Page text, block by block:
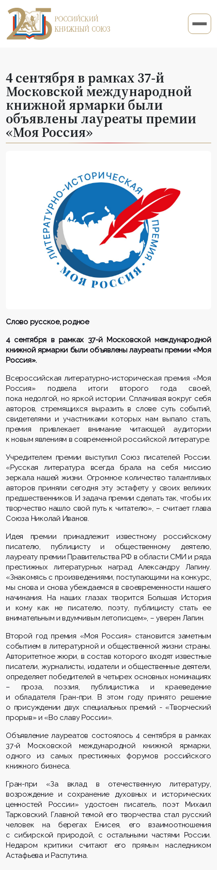
4 сентября в рамках 37-й
Московской международной
книжной ярмарки были
объявлены лауреаты премии
«Моя Россия»
Слово русское, родное
4 сентября в рамках 37-й Московской международной
книжной ярмарки были объявлены лауреаты премии «Моя
Россия».
Всероссийская литературно-историческая премия «Моя
Россия» подвела итоги второго года своей,
пока недолгой, но яркой истории. Сплачивая вокруг себя
авторов, стремящихся выразить в слове суть событий,
свидетелями и участниками которых нам выпало стать,
премия привлекает внимание читающей аудитории
к новым явлениям в современной российской литературе.
Учредителем премии выступил Союз писателей России.
«Русская литература всегда брала на себя миссию
зеркала нашей жизни. Огромное количество талантливых
авторов приняли сегодня эту эстафету у своих великих
предшественников. И задача премии сделать так, чтобы их
творчество нашло свой путь к читателю», – считает глава
Союза Николай Иванов.
Идея премии принадлежит известному российскому
писателю, публицисту и общественному деятелю,
лауреату премии Правительства РФ в области СМИ и ряда
престижных литературных наградАлександру Лапину.
«Знакомясь с произведениями, поступающими на конкурс,
мы снова и снова убеждаемся в своевременности нашего
начинания. На наших глазах творится Большая История
и кому как не писателю, поэту, публицисту стать ее
внимательным и вдумчивым летописцем», – уверен Лапин.
Второй год премия «Моя Россия» становится заметным
событием в литературной и общественной жизни страны.
Авторитетное жюри, в состав которого входят известные
писатели, журналисты, издатели и общественные деятели,
определяет победителей в четырех основных номинациях
– проза, поэзия, публицистика и краеведение
и обладателя Гран-при. В этом году принято решение
о присуждении двух специальных премий - «Творческий
прорыв» и «Во славу России».
Объявление лауреатов состоялось 4 сентября в рамках
37-й Московской международной книжной ярмарки,
одного из самых престижных форумов российского
книжного бизнеса.
Гран-при «За вклад в отечественную литературу,
возрождение и сохранение духовных и исторических
ценностей России» удостоен писатель, поэт
Михаил
Тарковский. Главной темой его творчества стал русский
человек на берегах Енисея, его взаимоотношения
с сибирской природой, с остальными частями России.
Недаром критики считают его прямым наследником
Астафьева и Распутина.